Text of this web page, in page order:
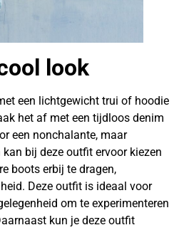
look
een lichtgewicht trui of hoodie
het af met een tijdloos denim
een nonchalante, maar
bij deze outfit ervoor kiezen
boots erbij te dragen,
Deze outfit is ideaal voor
om te experimenteren
kun je deze outfit